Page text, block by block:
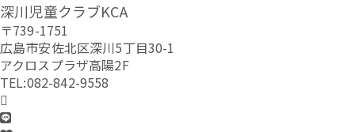
深川児童クラブKCA
〒739-1751
広島市安佐北区深川5丁目30-1
アクロスプラザ高陽2F
TEL:082-842-9558